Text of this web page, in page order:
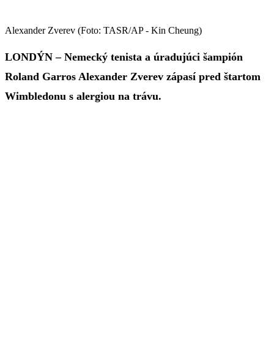
Alexander Zverev (Foto: TASR/AP - Kin Cheung)
LONDÝN – Nemecký tenista a úradujúci šampión
Roland Garros Alexander Zverev zápasí pred štartom
Wimbledonu s alergiou na trávu.